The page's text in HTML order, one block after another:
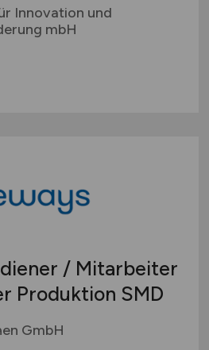
Innovation und
mbH
/ Mitarbeiter
Produktion SMD
GmbH